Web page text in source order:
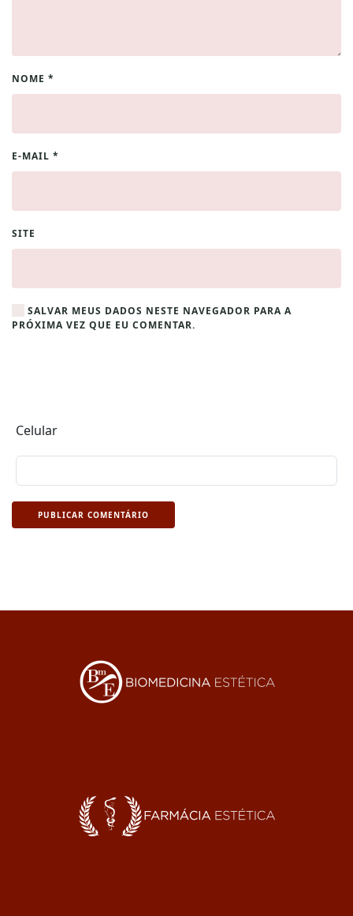
NOME *
E-MAIL *
SITE
SALVAR MEUS DADOS NESTE NAVEGADOR PARA A
PRÓXIMA VEZ QUE EU COMENTAR.
Celular
PUBLICAR COMENTÁRIO